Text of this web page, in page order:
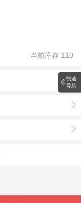
当前库存 110
快速
导航